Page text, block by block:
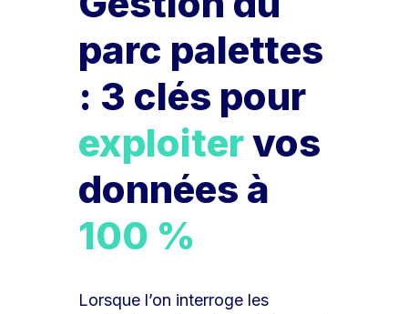
parc palettes
: 3 clés pour
exploitervos
données à
100 %
Lorsque l’on interroge les